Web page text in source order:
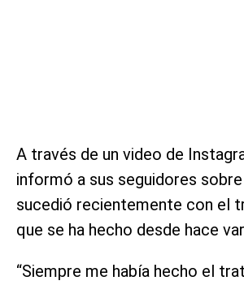
A través de un video de
informó a sus seguidores
sucedió recientemente con el
que se ha hecho desde hace
“Siempre me había hecho el